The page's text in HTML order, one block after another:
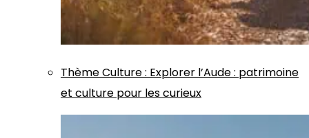
ThèmeCulture: Explorer l’Aude : patrimoine
et culture pour les curieux